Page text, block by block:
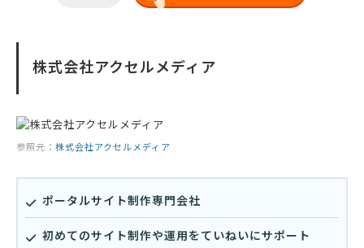
株式会社アクセルメディア
参照元： 株式会社アクセルメディア
ポータルサイト制作専門会社
初めてのサイト制作や運用をていねいにサポート